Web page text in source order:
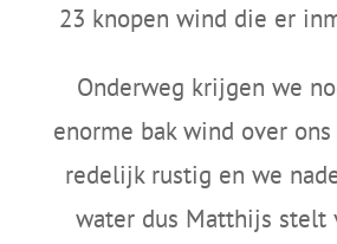
23 knopen wind die er
Onderweg krijgen we
enorme bak wind over
redelijk rustig en we
water dus Matthijs stelt